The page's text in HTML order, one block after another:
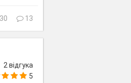
13
2 відгука
5